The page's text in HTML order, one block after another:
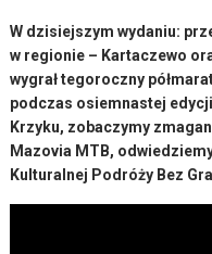
W dzisiejszym wydaniu:
w regionie – Kartaczewo
wygrał tegoroczny
podczas osiemnastej
Krzyku, zobaczymy
Mazovia MTB,
Kulturalnej Podróży Bez